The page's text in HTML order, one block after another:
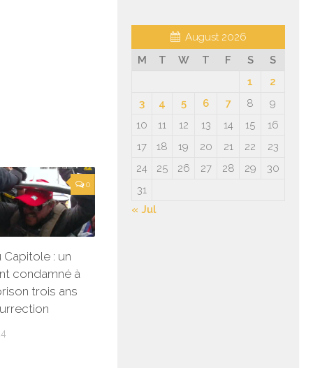
0
: un
condamné à
trois ans
August 2026
M
T W T F S
S
1
2
3
4 5 6 7 8
9
10
11 12 13 14 15
16
17
18 19 20 21 22
23
24
25 26 27 28 29
30
31
« Jul